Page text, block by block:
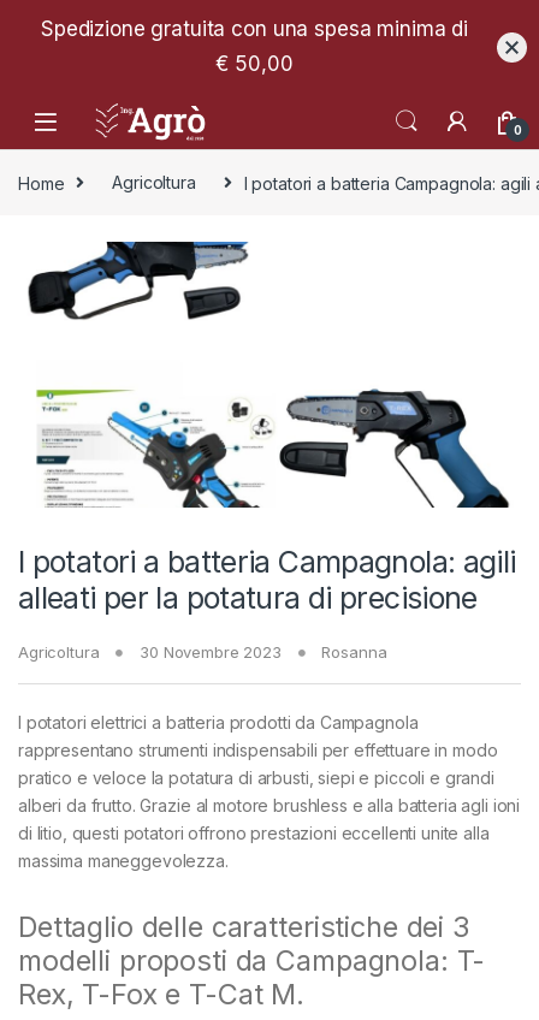
0
Home Agricoltura I potatori a batteria Campagnola:
I potatori a batteria Campagnola: agili
alleati per la potatura di precisione
Agricoltura 30 Novembre 2023 Rosanna
I potatori elettrici a batteria prodotti da Campagnola
rappresentano strumenti indispensabili per effettuare in modo
pratico e veloce la potatura di arbusti, siepi e piccoli e grandi
alberi da frutto. Grazie al motore brushless e alla batteria agli ioni
di litio, questi potatori offrono prestazioni eccellenti unite alla
massima maneggevolezza.
Dettaglio delle caratteristiche dei 3
modelli proposti da Campagnola: T-
Rex, T-Fox e T-Cat M.
Spedizione gratuita con una spesa minima di
€ 50,00